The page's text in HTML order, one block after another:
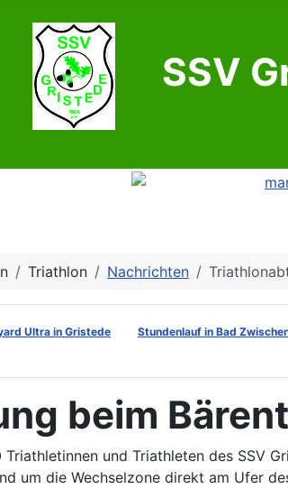
SSV
Triathlon Nachrichten
Ultra in Gristede Stundenlauf in Bad
beim
und Triathleten des SSV
um die Wechselzone direkt am Ufer